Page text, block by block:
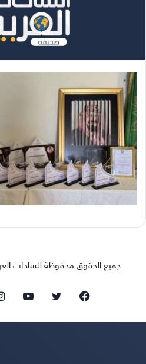
جميع الحقوق محفوظة للساحات
فيسبوك تويتر